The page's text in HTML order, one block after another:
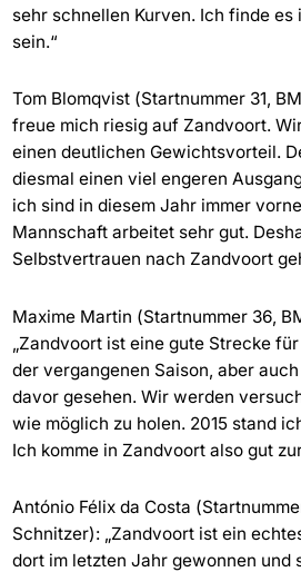
sehr schnellen Kurven. Ich finde es
sein.“
Tom Blomqvist (Startnummer 31,
freue mich riesig auf Zandvoort.
einen deutlichen Gewichtsvorteil.
diesmal einen viel engeren
ich sind in diesem Jahr immer
Mannschaft arbeitet sehr gut.
Selbstvertrauen nach Zandvoort
Maxime Martin (Startnummer 36,
„Zandvoort ist eine gute Strecke
der vergangenen Saison, aber
davor gesehen. Wir werden
wie möglich zu holen. 2015 stand
Ich komme in Zandvoort also gut
António Félix da Costa
Schnitzer): „Zandvoort ist ein
dort im letzten Jahr gewonnen und